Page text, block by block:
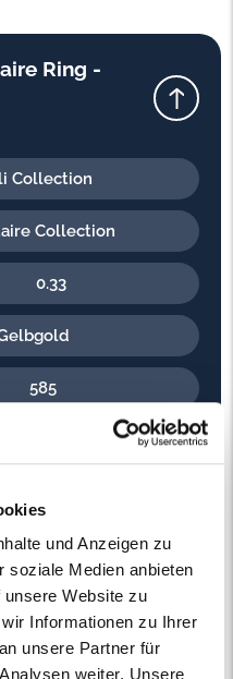
und Anzeigen zu
soziale Medien anbieten
Website zu
Informationen zu Ihrer
unsere Partner für
weiter. Unsere
Ring -
Collection
Collection
0.33
585
VS2
Diamant
53